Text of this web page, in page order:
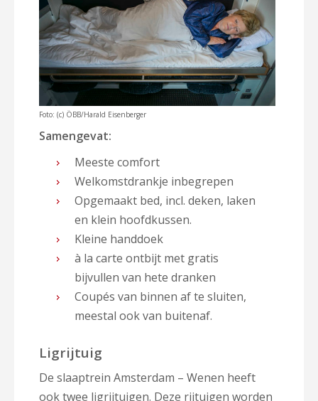
Foto: (c) ÖBB/Harald Eisenberger
Samengevat:
Meeste comfort
Welkomstdrankje inbegrepen
Opgemaakt bed, incl. deken, laken
en klein hoofdkussen.
Kleine handdoek
à la carte ontbijt met gratis
bijvullen van hete dranken
Coupés van binnen af te sluiten,
meestal ook van buitenaf.
Ligrijtuig
De slaaptrein Amsterdam – Wenen heeft
ook twee ligrijtuigen. Deze rijtuigen worden